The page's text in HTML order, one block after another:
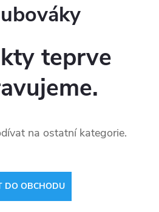
teprve
na ostatní kategorie.
DO OBCHODU